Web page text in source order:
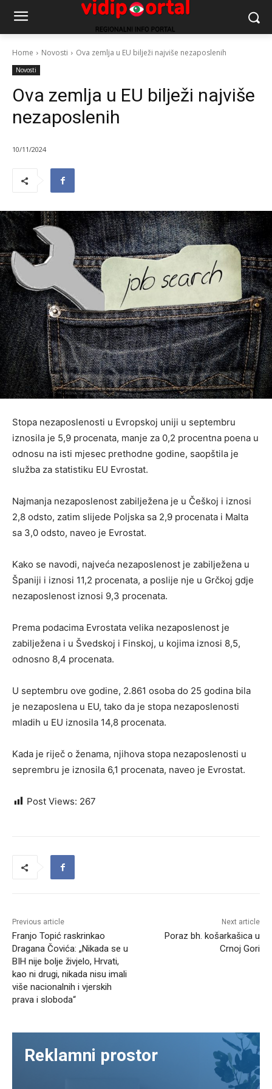
Home Novosti Ova zemlja u EU bilježi najviše nezaposlenih
Novosti
Ova zemlja u EU bilježi najviše
nezaposlenih
10/11/2024
Stopa nezaposlenosti u Evropskoj uniji u septembru
iznosila je 5,9 procenata, manje za 0,2 procentna poena u
odnosu na isti mjesec prethodne godine, saopštila je
služba za statistiku EU Evrostat.
Najmanja nezaposlenost zabilježena je u Češkoj i iznosi
2,8 odsto, zatim slijede Poljska sa 2,9 procenata i Malta
sa 3,0 odsto, naveo je Evrostat.
Kako se navodi, najveća nezaposlenost je zabilježena u
Španiji i iznosi 11,2 procenata, a poslije nje u Grčkoj gdje
nezaposlenost iznosi 9,3 procenata.
Prema podacima Evrostata velika nezaposlenost je
zabilježena i u Švedskoj i Finskoj, u kojima iznosi 8,5,
odnosno 8,4 procenata.
U septembru ove godine, 2.861 osoba do 25 godina bila
je nezaposlena u EU, tako da je stopa nezaposlenosti
mladih u EU iznosila 14,8 procenata.
Kada je riječ o ženama, njihova stopa nezaposlenosti u
seprembru je iznosila 6,1 procenata, naveo je Evrostat.
Post Views: 267
Previous article
Franjo Topić raskrinkao
Dragana Čovića: „Nikada se u
BIH nije bolje živjelo, Hrvati,
kao ni drugi, nikada nisu imali
više nacionalnih i vjerskih
prava i sloboda“
Next article
Poraz bh. košarkašica u
Crnoj Gori
Reklamni prostor